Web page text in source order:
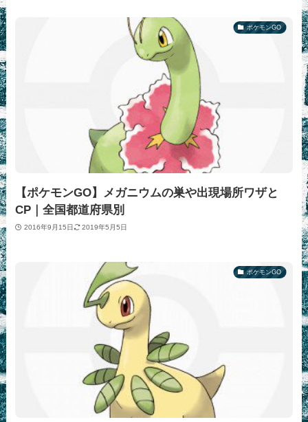
ポケモンGO
【ポケモンGO】メガニウムの巣や出現場所ワザと
CP｜全国都道府県別
2016年9月15日 2019年5月5日
ポケモンGO